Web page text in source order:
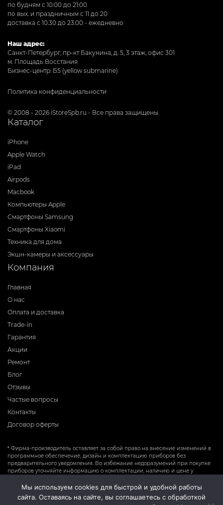
по будням с 10:00 до 21:00
по вых. и праздничным с 11 до 20
доставка с 10.30 до 23.00 - ежедневно
Наш адрес:
Санкт-Петербург, пр-кт Бакунина, д. 5, 3 этаж, офис 301
м. Площадь Восстания
Бизнес-центр: Б5 (yellow submarine)
Политика конфиденциальности
© 2008 - 2026 iStoreSpb.ru - Все права защищены.
Каталог
iPhone
Apple Watch
iPad
Airpods
Macbook
Компьютеры Apple
Смартфоны Samsung
Смартфоны Xiaomi
Техника для дома
Экшн-камеры и аксессуары
Компания
Главная
О нас
Оплата и доставка
Trade-in
Гарантия
Акции
Ремонт
Блог
Отзывы
Частые вопросы
Контакты
Договор оферты
* Фирма-производитель оставляет за собой право на внесение изменений в
программное обеспечение, дизайн и комплектацию приборов без
предварительного уведомления. Во избежание недоразумений при покупке
приборов уточняйте информацию о комплектации, наличию и цене у
является публичной офертой.
Мы используем cookies для быстрой и удобной работы
сайта. Оставаясь на сайте, вы соглашаетесь с обработкой